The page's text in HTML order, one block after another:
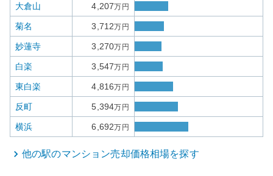
大倉山 4,207万円
菊名 3,712万円
妙蓮寺 3,270万円
白楽 3,547万円
東白楽 4,816万円
反町 5,394万円
横浜 6,692万円
他の駅のマンション売却価格相場を探す